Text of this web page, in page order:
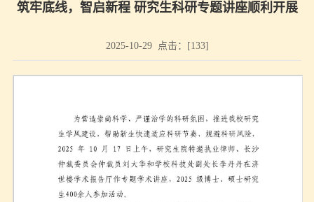
筑牢底线，智启新程 研究生科研专题讲座顺利开展
2025-10-29 点击：[133]